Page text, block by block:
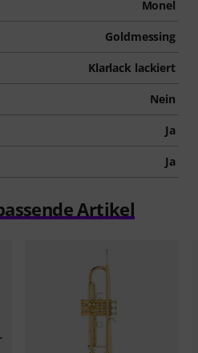
Monel
Goldmessing
Klarlack lackiert
Nein
Ja
Ja
Artikel